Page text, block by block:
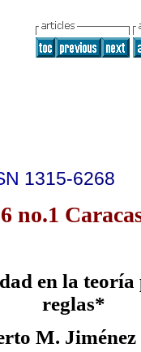
1315-6268
no.1
en la teoría
reglas*
M. Jiménez